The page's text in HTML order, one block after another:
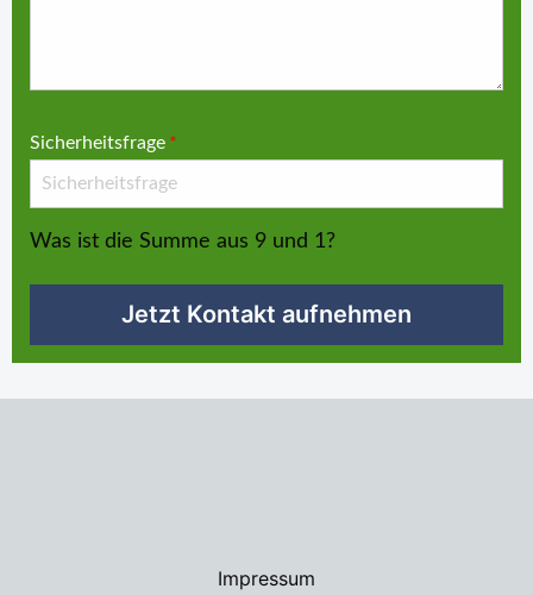
Sicherheitsfrage *
Was ist die Summe aus 9 und 1?
Jetzt Kontakt aufnehmen
Impressum